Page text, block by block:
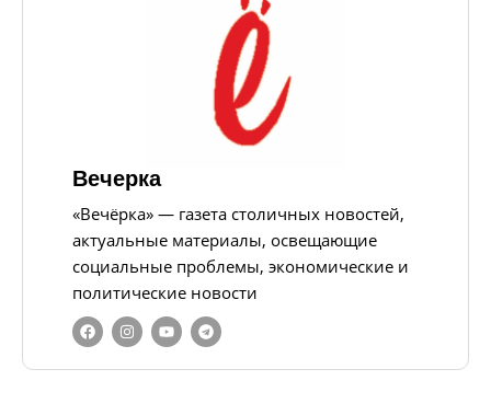
Вечерка
«Вечёрка» — газета столичных новостей,
актуальные материалы, освещающие
социальные проблемы, экономические и
политические новости